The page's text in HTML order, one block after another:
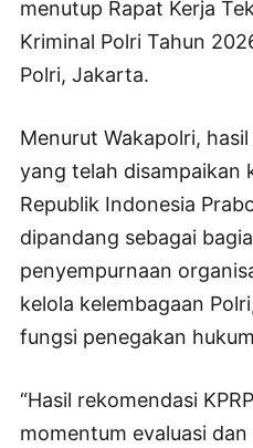
menutup Rapat Kerja
Kriminal Polri Tahun
Polri, Jakarta.
Menurut Wakapolri,
yang telah disampaikan
Republik Indonesia
dipandang sebagai
penyempurnaan
kelola kelembagaan
fungsi penegakan
“Hasil rekomendasi
momentum evaluasi